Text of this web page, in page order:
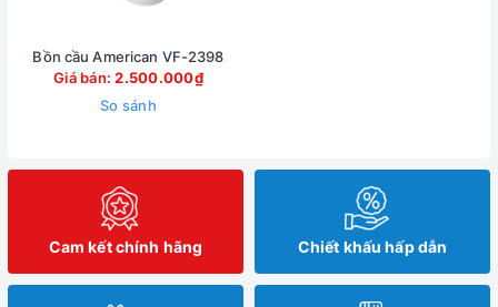
Bồn cầu American VF-2398
Giá bán:2.500.000₫
So sánh
Cam kết chính hãng Chiết khấu hấp dẫn